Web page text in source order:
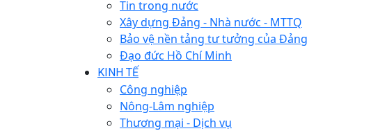
Tin trong nước
Xây dựng Đảng - Nhà nước - MTTQ
Bảo vệ nền tảng tư tưởng của Đảng
Đạo đức Hồ Chí Minh
KINH TẾ
Công nghiệp
Nông-Lâm nghiệp
Thương mại - Dịch vụ